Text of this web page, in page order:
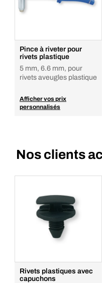
Pince à riveter pour
rivets plastique
5 mm, 6.6 mm, pour
rivets aveugles plastique
Afficher vos prix
personnalisés
Nos clients
Rivets plastiques avec
capuchons